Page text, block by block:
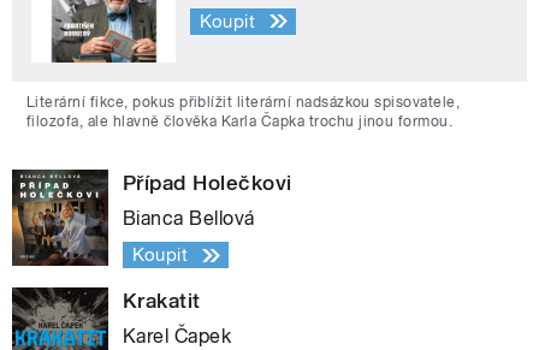
Koupit
Literární fikce, pokus přiblížit literární nadsázkou spisovatele,
filozofa, ale hlavně člověka Karla Čapka trochu jinou formou.
Případ Holečkovi
Bianca Bellová
Koupit
Krakatit
Karel Čapek